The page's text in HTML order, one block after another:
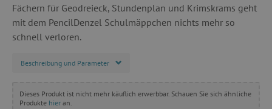
Fächern für Geodreieck, Stundenplan und Krimskrams geht
mit dem PencilDenzel Schulmäppchen nichts mehr so
schnell verloren.
Beschreibung und Parameter
Dieses Produkt ist nicht mehr käuflich erwerbbar. Schauen Sie sich ähnliche
Produkte hier an.